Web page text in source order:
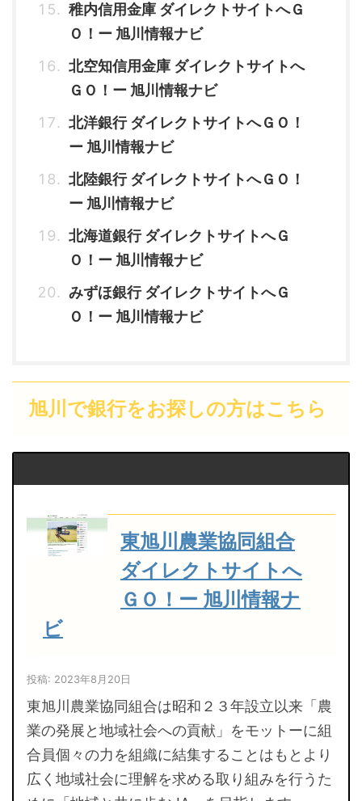
稚内信用金庫 ダイレクトサイトへＧ
Ｏ！ー 旭川情報ナビ
北空知信用金庫 ダイレクトサイトへ
ＧＯ！ー 旭川情報ナビ
北洋銀行 ダイレクトサイトへＧＯ！
ー 旭川情報ナビ
北陸銀行 ダイレクトサイトへＧＯ！
ー 旭川情報ナビ
北海道銀行 ダイレクトサイトへＧ
Ｏ！ー 旭川情報ナビ
みずほ銀行 ダイレクトサイトへＧ
Ｏ！ー 旭川情報ナビ
旭川で銀行をお探しの方はこちら
東旭川農業協同組合
ダイレクトサイトへ
ＧＯ！ー 旭川情報ナ
ビ
投稿: 2023年8月20日
東旭川農業協同組合は昭和２３年設立以来「農
業の発展と地域社会への貢献」をモットーに組
合員個々の力を組織に結集することはもとより
広く地域社会に理解を求める取り組みを行うた